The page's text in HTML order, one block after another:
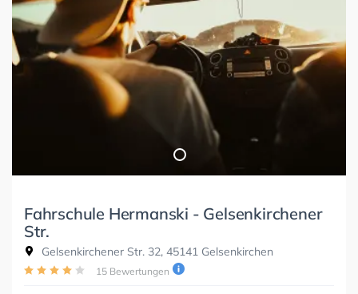
Fahrschule Hermanski - Gelsenkirchener
Str.
Gelsenkirchener Str. 32, 45141 Gelsenkirchen
15 Bewertungen